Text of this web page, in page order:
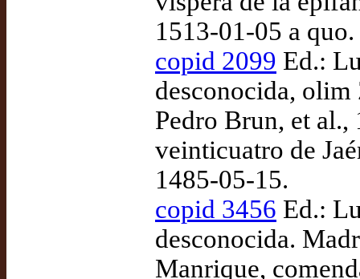
1513-01-05 a quo.
copid 2099 Ed.:
desconocida,
Pedro Brun, et
veinticuatro de
1485-05-15.
copid 3456 Ed.:
desconocida.
Manrique,